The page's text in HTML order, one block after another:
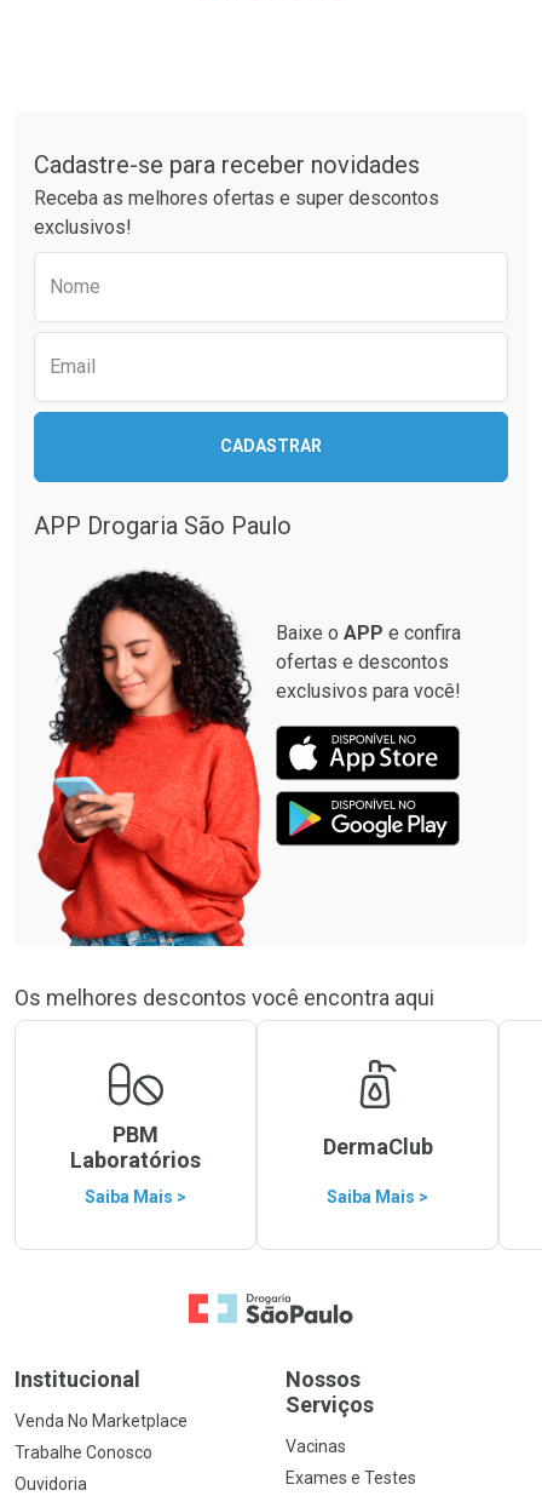
Cadastre-se para receber novidades
Receba as melhores ofertas e super descontos
exclusivos!
Nome
Email
CADASTRAR
APP Drogaria São Paulo
Baixe o APP e confira
ofertas e descontos
exclusivos para você!
Os melhores descontos você encontra aqui
PBM
Laboratórios
Saiba Mais >
DermaClub
Saiba Mais >
Ir para a Home
Institucional
Venda No Marketplace
Trabalhe Conosco
Ouvidoria
Nossos
Serviços
Vacinas
Exames e Testes